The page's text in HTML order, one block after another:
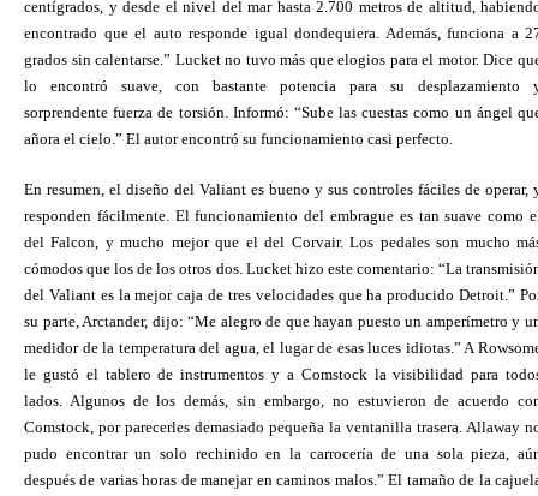
centígrados, y desde el nivel del mar hasta 2.700 metros de altitud,
encontrado que el auto responde igual dondequiera. Además, funciona a
grados sin calentarse.” Lucket no tuvo más que elogios para el motor. Dice
lo encontró suave, con bastante potencia para su desplazamiento
sorprendente fuerza de torsión. Informó: “Sube las cuestas como un ángel
añora el cielo.” El autor encontró su funcionamiento casi perfecto.
En resumen, el diseño del Valiant es bueno y sus controles fáciles de operar,
responden fácilmente. El funcionamiento del embrague es tan suave como
del Falcon, y mucho mejor que el del Corvair. Los pedales son mucho
cómodos que los de los otros dos. Lucket hizo este comentario: “La
del Valiant es la mejor caja de tres velocidades que ha producido Detroit.”
su parte, Arctander, dijo: “Me alegro de que hayan puesto un amperímetro y
medidor de la temperatura del agua, el lugar de esas luces idiotas.” A
le gustó el tablero de instrumentos y a Comstock la visibilidad para
lados. Algunos de los demás, sin embargo, no estuvieron de acuerdo
Comstock, por parecerles demasiado pequeña la ventanilla trasera. Allaway
pudo encontrar un solo rechinido en la carrocería de una sola pieza,
después de varias horas de manejar en caminos malos.” El tamaño de la